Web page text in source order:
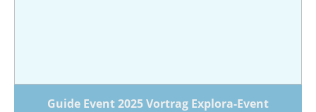
Guide Event 2025 Vortrag Explora-Event